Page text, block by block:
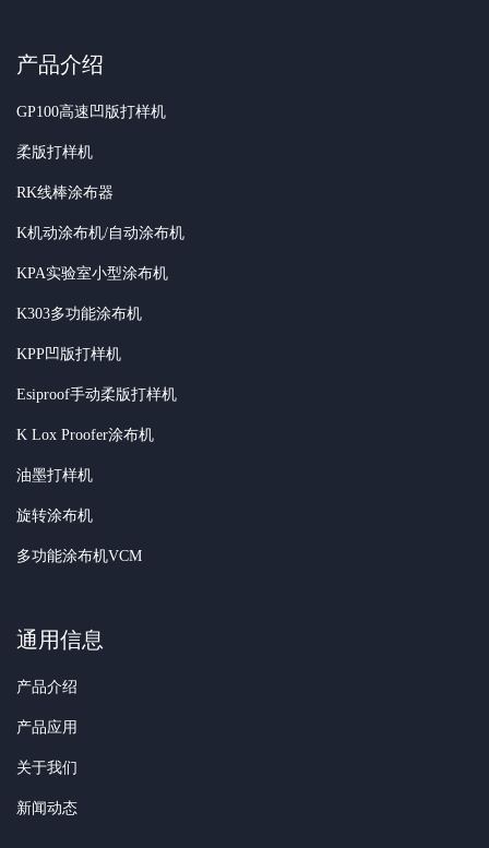
产品介绍
GP100高速凹版打样机
柔版打样机
RK线棒涂布器
K机动涂布机/自动涂布机
KPA实验室小型涂布机
K303多功能涂布机
KPP凹版打样机
Esiproof手动柔版打样机
K Lox Proofer涂布机
油墨打样机
旋转涂布机
多功能涂布机VCM
通用信息
产品介绍
产品应用
关于我们
新闻动态